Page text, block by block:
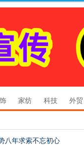
家纺 科技 外贸
八年求索不忘初心